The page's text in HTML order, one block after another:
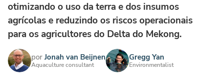
otimizando o uso da terra e dos insumos
agrícolas e reduzindo os riscos operacionais
para os agricultores do Delta do Mekong.
por Jonah van Beijnen
Aquaculture consultant
Gregg Yan
Environmentalist